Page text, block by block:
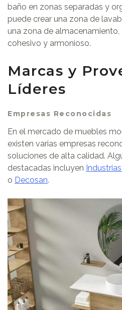
baño en zonas separadas y
puede crear una zona de
una zona de
cohesivo y armonioso.
Marcas y
Líderes
Empresas Reconocidas
En el mercado de muebles
existen varias empresas
soluciones de alta calidad.
destacadas incluyen
o Decosan.